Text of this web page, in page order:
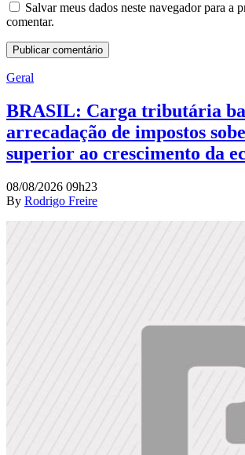
Salvar meus dados neste navegador para a
comentar.
Geral
BRASIL: Carga tributária
arrecadação de impostos
superior ao crescimento da
08/08/2026 09h23
By Rodrigo Freire